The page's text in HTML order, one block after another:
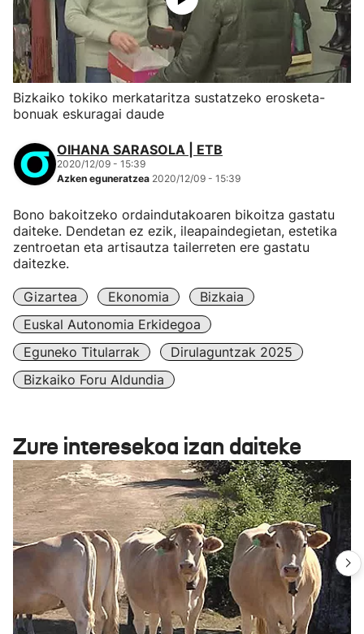
Bizkaiko tokiko merkataritza sustatzeko erosketa-
bonuak eskuragai daude
OIHANA SARASOLA | ETB
2020/12/09 - 15:39
Azken eguneratzea 2020/12/09 - 15:39
Bono bakoitzeko ordaindutakoaren bikoitza gastatu
daiteke. Dendetan ez ezik, ileapaindegietan, estetika
zentroetan eta artisautza tailerreten ere gastatu
daitezke.
Gizartea Ekonomia
Bizkaia
Euskal Autonomia Erkidegoa
Eguneko Titularrak
Dirulaguntzak 2025
Bizkaiko Foru Aldundia
Zure interesekoa izan daiteke